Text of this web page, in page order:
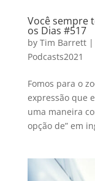
Você sempre
os Dias #517
by Tim Barrett|
Podcasts2021
Fomos para o
expressão que
uma maneira
opção de” em